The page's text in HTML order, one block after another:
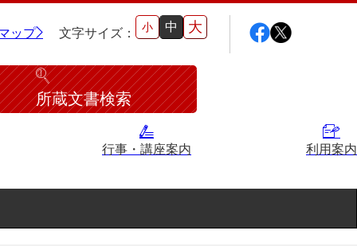
ップ 文字サイズ： 小 中 大
所蔵文書検索
行事・講座案内 利用案内